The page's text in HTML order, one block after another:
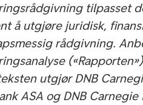
tilpasset
å utgjøre juridisk,
rådgivning.
utgjør DNB
ASA og DNB